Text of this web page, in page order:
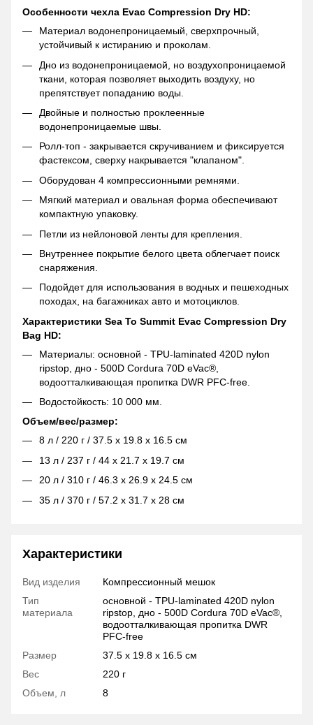
Особенности чехла Evac Compression Dry HD:
Материал водонепроницаемый, сверхпрочный,
устойчивый к истиранию и проколам.
Дно из водонепроницаемой, но воздухопроницаемой
ткани, которая позволяет выходить воздуху, но
препятствует попаданию воды.
Двойные и полностью проклеенные
водонепроницаемые швы.
Ролл-топ - закрывается скручиванием и фиксируется
фастексом, сверху накрывается "клапаном".
Оборудован 4 компрессионными ремнями.
Мягкий материал и овальная форма обеспечивают
компактную упаковку.
Петли из нейлоновой ленты для крепления.
Внутреннее покрытие белого цвета облегчает поиск
снаряжения.
Подойдет для использования в водных и пешеходных
походах, на багажниках авто и мотоциклов.
Характеристики Sea To Summit Evac Compression Dry
Bag HD:
Материалы: основной - TPU-laminated 420D nylon
ripstop, дно - 500D Cordura 70D eVac®,
водоотталкивающая пропитка DWR PFC-free.
Водостойкость: 10 000 мм.
Объем/вес/размер:
8 л / 220 г / 37.5 x 19.8 x 16.5 см
13 л / 237 г / 44 x 21.7 x 19.7 см
20 л / 310 г / 46.3 x 26.9 x 24.5 см
35 л / 370 г / 57.2 x 31.7 x 28 см
Характеристики
Вид изделия
Компрессионный мешок
Тип
материала
основной - TPU-laminated 420D nylon
ripstop, дно - 500D Cordura 70D eVac®,
водоотталкивающая пропитка DWR
PFC-free
Размер
37.5 x 19.8 x 16.5 см
Вес
220 г
Объем, л
8